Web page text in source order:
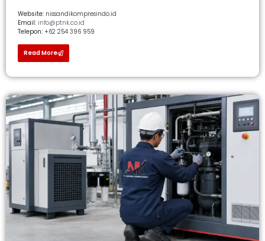
Website: nissandikompresindo.id
Email: info@ptnk.co.id
Telepon: +62 254 396 959
Read More